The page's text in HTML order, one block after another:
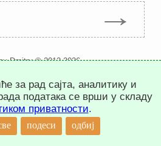
→
Dmitry © 2012-2026
подесити колачиће
за рад сајта, аналитику и
података се врши у складу
приватности.
подеси одбиј